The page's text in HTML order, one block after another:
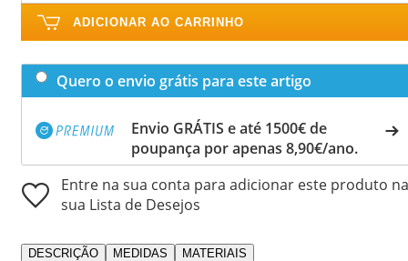
ADICIONAR AO CARRINHO
Quero o envio grátis para este artigo
Envio GRÁTIS e até 1500€ de
poupança por apenas 8,90€/ano.
Entre na sua conta para adicionar este produto na
sua Lista de Desejos
DESCRIÇÃO MEDIDAS MATERIAIS